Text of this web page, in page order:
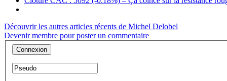
Découvrir les autres articles récents de Michel Delobel
Devenir membre pour poster un commentaire